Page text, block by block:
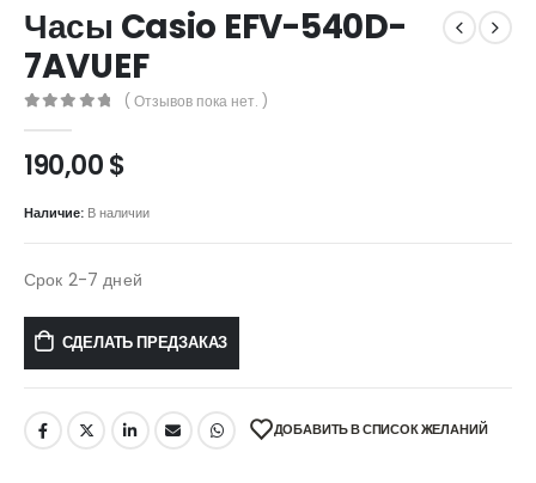
Часы Casio EFV-540D-
7AVUEF
( Отзывов пока нет. )
190,00$
Наличие: В наличии
Срок 2-7 дней
СДЕЛАТЬ ПРЕДЗАКАЗ
ДОБАВИТЬ В СПИСОК ЖЕЛАНИЙ